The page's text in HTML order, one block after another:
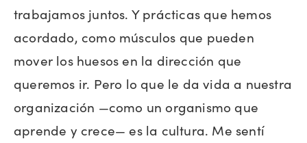
trabajamos juntos. Y prácticas que hemos
acordado, como músculos que pueden
mover los huesos en la dirección que
queremos ir. Pero lo que le da vida a nuestra
organización —como un organismo que
aprende y crece— es la cultura. Me sentí